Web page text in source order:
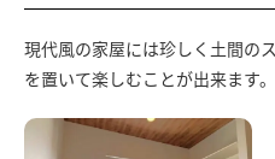
現代風の家屋には珍しく土間の
を置いて楽しむことが出来ます。